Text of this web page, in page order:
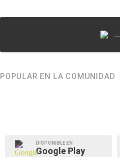
...
POPULAR EN LA COMUNIDAD
DISPONIBLE EN
Google Play